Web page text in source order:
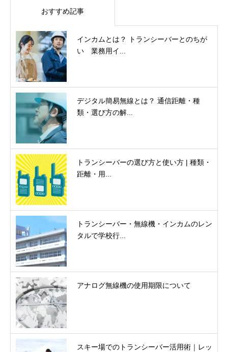
おすすめ記事
インカムとは？ トランシーバーとのちが
い 業務用イ...
デジタル簡易無線とは？ 通信距離・種
類・選び方の解...
トランシーバーの選び方と使い方 | 種類・
距離・用...
トランシーバー・無線機・インカムのレン
タルで学校行...
アナログ無線機の使用期限について
スキー場でのトランシーバー活用術｜レッ